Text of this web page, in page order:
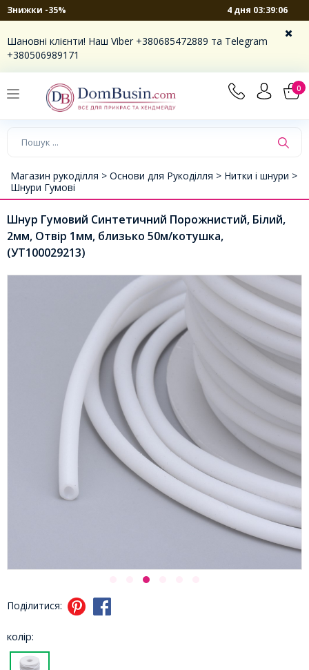
Знижки -35% 4 дня 03:39:06
Шановні клієнти! Наш Viber +380685472889 та Telegram
+380506989171
0
Магазин рукоділля > Основи для Рукоділля > Нитки і шнури >
Шнури Гумові
Шнур Гумовий Синтетичний Порожнистий, Білий,
2мм, Отвір 1мм, близько 50м/котушка,
(УТ100029213)
Поділитися:
колір: